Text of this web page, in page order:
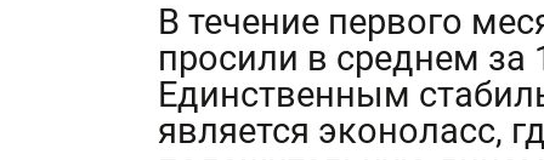
В течение первого
просили в среднем за
Единственным
является эконоласс,